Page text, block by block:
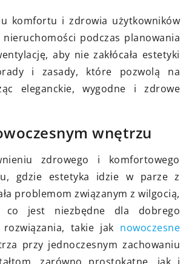
komfortu i zdrowia użytkowników
podczas planowania
aby nie zakłócała estetyki
i zasady, które pozwolą na
eleganckie, wygodne i zdrowe
wnętrzu
zdrowego i komfortowego
gdzie estetyka idzie w parze z
problemom związanym z wilgocią,
co jest niezbędne dla dobrego
rozwiązania, takie jak nowoczesne
przy jednoczesnym zachowaniu
Jakie korzyści niesie ze sobą
prześcieradeł z elastycznym
wykończeniem?
Odkryj wszystkie zalety
prześcieradeł z elastycznym
właściwości takie
oferują oraz dlaczego są one
popularnym wyborem wśród
użytkowników.